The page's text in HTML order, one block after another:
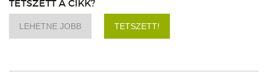
TETSZETT A CIKK?
LEHETNE JOBB TETSZETT!